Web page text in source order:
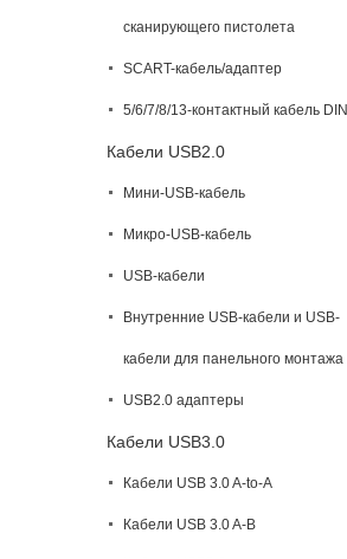
сканирующего пистолета
SCART-кабель/адаптер
5/6/7/8/13-контактный кабель DIN
Кабели USB2.0
Мини-USB-кабель
Микро-USB-кабель
USB-кабели
Внутренние USB-кабели и USB-
кабели для панельного монтажа
USB2.0 адаптеры
Кабели USB3.0
Кабели USB 3.0 A-to-A
Кабели USB 3.0 A-B